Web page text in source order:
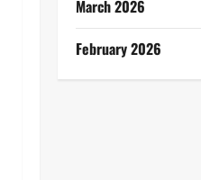
March 2026
February 2026